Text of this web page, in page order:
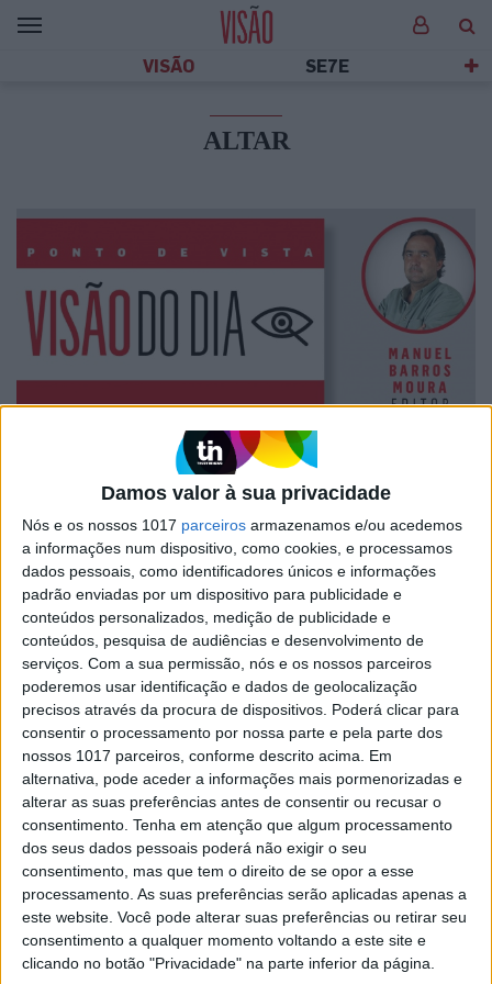
Damos valor à sua privacidade
Nós e os nossos 1017 parceiros armazenamos e/ou acedemos
a informações num dispositivo, como cookies, e processamos
dados pessoais, como identificadores únicos e informações
padrão enviadas por um dispositivo para publicidade e
conteúdos personalizados, medição de publicidade e
conteúdos, pesquisa de audiências e desenvolvimento de
serviços. Com a sua permissão, nós e os nossos parceiros
poderemos usar identificação e dados de geolocalização
precisos através da procura de dispositivos. Poderá clicar para
consentir o processamento por nossa parte e pela parte dos
nossos 1017 parceiros, conforme descrito acima. Em
alternativa, pode aceder a informações mais pormenorizadas e
alterar as suas preferências antes de consentir ou recusar o
consentimento. Tenha em atenção que algum processamento
dos seus dados pessoais poderá não exigir o seu
consentimento, mas que tem o direito de se opor a esse
processamento. As suas preferências serão aplicadas apenas a
este website. Você pode alterar suas preferências ou retirar seu
consentimento a qualquer momento voltando a este site e
clicando no botão "Privacidade" na parte inferior da página.
VISÃO SE7E
ALTAR
EXCLUSIVO
VISÃO DO DIA: Querer um palco
megalómano não é crime. Mas pode
ser um pecado
SITES DO GRUPO TRUST IN NEWS
Visão Visão Se7e